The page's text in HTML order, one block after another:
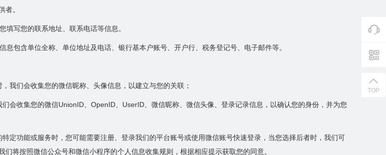
者。
填写您的联系地址、联系电话等信息。
息包含单位全称、单位地址及电话、银行基本户账号、开户行、税务登记号、电子邮件等。
我们会收集您的微信昵称、头像信息，以建立与您的关联；
们会收集您的微信UnionID、OpenID、UserID、微信昵称、微信头像、登录记录信息，以确认您的身份，并为您
特定功能或服务时，您可能需要注册、登录我们的平台账号或使用微信账号快速登录，当您选择后者时，我们可
将按照微信公众号和微信小程序的个人信息收集规则，根据相应提示获取您的同意。
TOP